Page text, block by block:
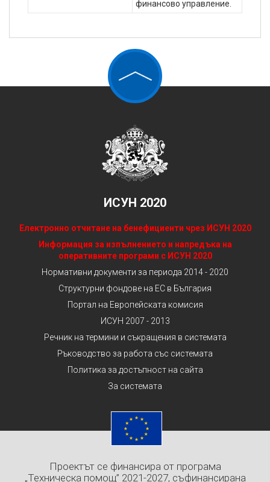
финансово управление.
ИСУН 2020
Електронно отчитане на бенефициенти чрез ИСУН 2020
Информация за изпълнението и напредъка на
оперативните програми с ИСУН 2020
Нормативни документи за периода 2014 - 2020
Структурни фондове на ЕС в България
Портал на Европейската комисия
ИСУН 2007 - 2013
Речник на термини и съкращения в системата
Ръководство за работа със системата
Политика за достъпност на сайта
За системата
Проектът се финансира от програма
„Техническа помощ” 2021-2027, съфинансирана